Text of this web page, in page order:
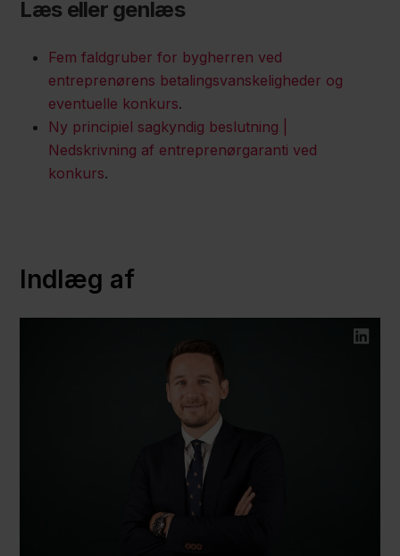
Læs eller genlæs
Fem faldgruber for bygherren ved
entreprenørens betalingsvanskeligheder og
eventuelle konkurs.
Ny principiel sagkyndig beslutning |
Nedskrivning af entreprenørgaranti ved
konkurs.
Indlæg af